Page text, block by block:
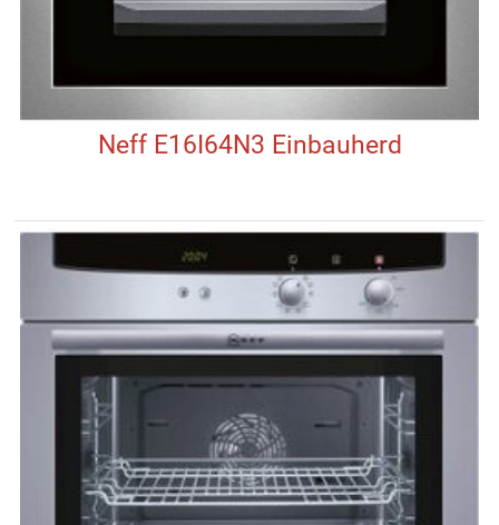
Neff E16I64N3 Einbauherd